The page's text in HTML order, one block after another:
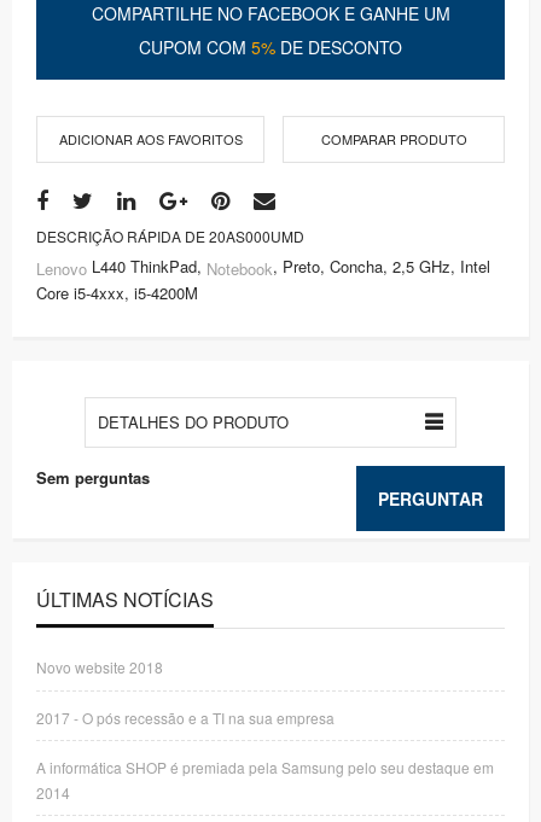
COMPARTILHE NO FACEBOOK E GANHE UM
CUPOM COM 5% DE DESCONTO
ADICIONAR AOS FAVORITOS COMPARAR PRODUTO
DESCRIÇÃO RÁPIDA DE 20AS000UMD
Lenovo L440 ThinkPad, Notebook, Preto, Concha, 2,5 GHz, Intel
Core i5-4xxx, i5-4200M
DETALHES DO PRODUTO
PERGUNTAR
Sem perguntas
ÚLTIMAS NOTÍCIAS
Novo website 2018
2017 - O pós recessão e a TI na sua empresa
A informática SHOP é premiada pela Samsung pelo seu destaque em
2014